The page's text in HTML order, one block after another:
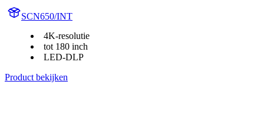
SCN650/INT
4K-resolutie
tot 180 inch
LED-DLP
Product bekijken